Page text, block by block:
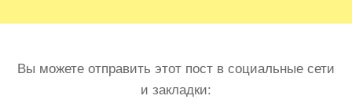
Вы можете отправить этот пост в социальные сети
и закладки: